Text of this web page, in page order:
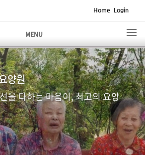
Home Login
MENU
양원
을 다하는 마음이, 최고의 요양